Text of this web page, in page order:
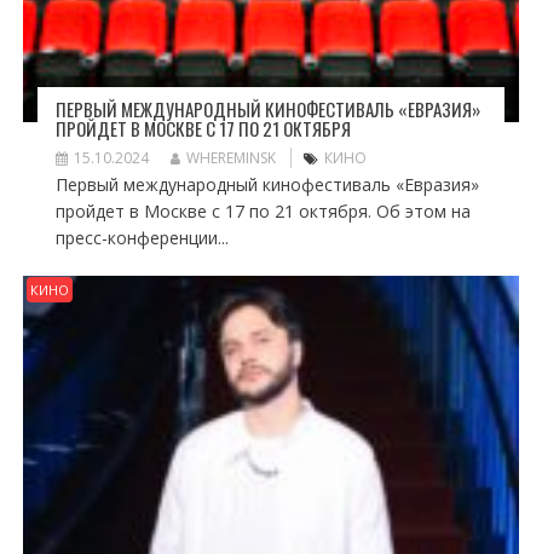
ПЕРВЫЙ МЕЖДУНАРОДНЫЙ КИНОФЕСТИВАЛЬ «ЕВРАЗИЯ»
ПРОЙДЕТ В МОСКВЕ С 17 ПО 21 ОКТЯБРЯ
15.10.2024 WHEREMINSK КИНО
Первый международный кинофестиваль «Евразия»
пройдет в Москве с 17 по 21 октября. Об этом на
пресс-конференции...
КИНО